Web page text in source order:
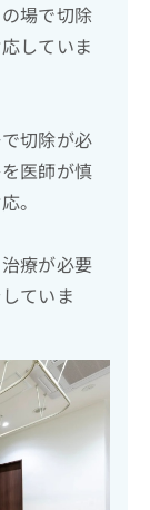
場で切除
していま
切除が必
医師が慎
。
療が必要
ていま